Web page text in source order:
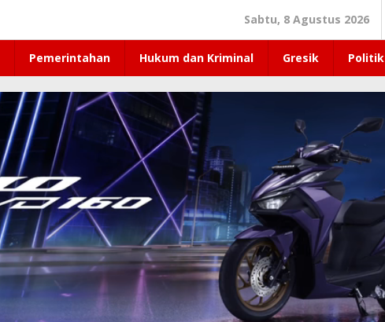
Sabtu, 8 Agustus 2026
Pemerintahan Hukum dan Kriminal Gresik Politik